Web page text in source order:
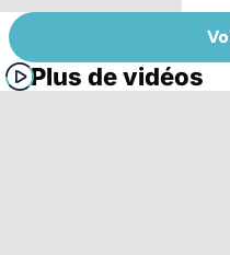
Plus de vidéos